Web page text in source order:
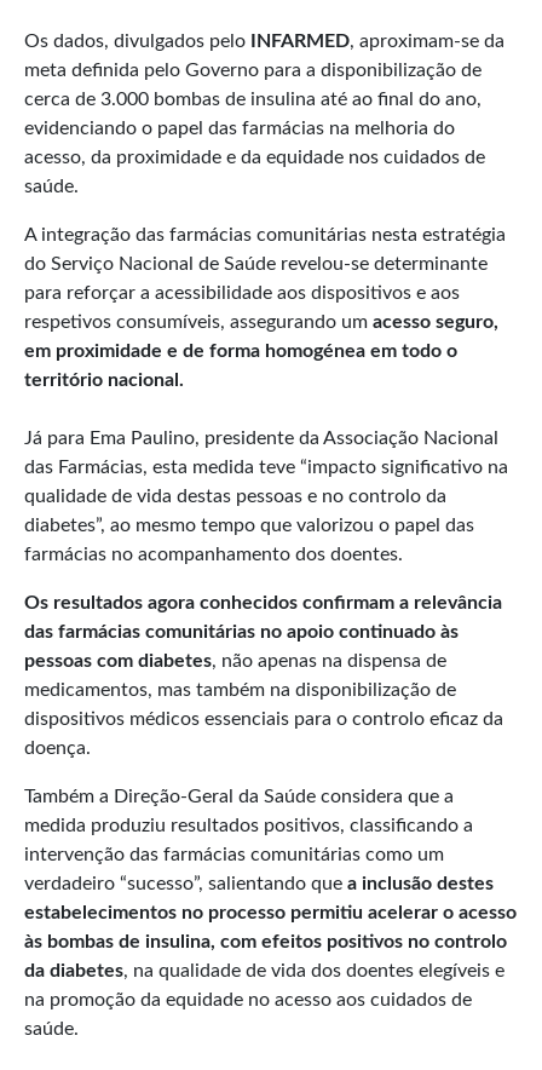
Os dados, divulgados pelo INFARMED, aproximam-se da
meta definida pelo Governo para a disponibilização de
cerca de 3.000 bombas de insulina até ao final do ano,
evidenciando o papel das farmácias na melhoria do
acesso, da proximidade e da equidade nos cuidados de
saúde.
A integração das farmácias comunitárias nesta estratégia
do Serviço Nacional de Saúde revelou-se determinante
para reforçar a acessibilidade aos dispositivos e aos
respetivos consumíveis, assegurando um acesso seguro,
em proximidade e de forma homogénea em todo o
território nacional.
Já para Ema Paulino, presidente da Associação Nacional
das Farmácias, esta medida teve “impacto significativo na
qualidade de vida destas pessoas e no controlo da
diabetes”, ao mesmo tempo que valorizou o papel das
farmácias no acompanhamento dos doentes.
Os resultados agora conhecidos confirmam a relevância
das farmácias comunitárias no apoio continuado às
pessoas com diabetes, não apenas na dispensa de
medicamentos, mas também na disponibilização de
dispositivos médicos essenciais para o controlo eficaz da
doença.
Também a Direção-Geral da Saúde considera que a
medida produziu resultados positivos, classificando a
intervenção das farmácias comunitárias como um
verdadeiro “sucesso”, salientando que a inclusão destes
estabelecimentos no processo permitiu acelerar o acesso
às bombas de insulina, com efeitos positivos no controlo
da diabetes, na qualidade de vida dos doentes elegíveis e
na promoção da equidade no acesso aos cuidados de
saúde.